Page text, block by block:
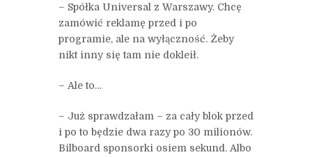
– Spółka Universal z Warszawy. Chcę
zamówić reklamę przed i po
programie, ale na wyłączność. Żeby
nikt inny się tam nie dokleił.
– Ale to…
– Już sprawdzałam – za cały blok przed
i po to będzie dwa razy po 30 milionów.
Bilboard sponsorki osiem sekund. Albo